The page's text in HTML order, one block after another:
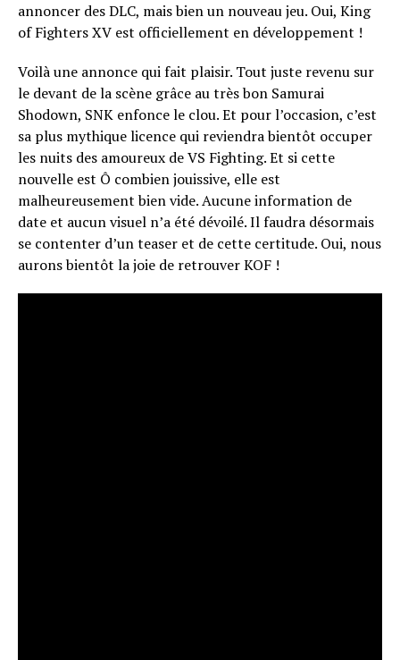
annoncer des DLC, mais bien un nouveau jeu. Oui, King
of Fighters XV est officiellement en développement !
Voilà une annonce qui fait plaisir. Tout juste revenu sur
le devant de la scène grâce au très bon Samurai
Shodown, SNK enfonce le clou. Et pour l’occasion, c’est
sa plus mythique licence qui reviendra bientôt occuper
les nuits des amoureux de VS Fighting. Et si cette
nouvelle est Ô combien jouissive, elle est
malheureusement bien vide. Aucune information de
date et aucun visuel n’a été dévoilé. Il faudra désormais
se contenter d’un teaser et de cette certitude. Oui, nous
aurons bientôt la joie de retrouver KOF !